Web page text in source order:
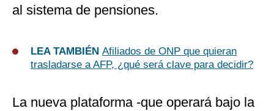
al sistema de pensiones.
LEA TAMBIÉN Afiliados de ONP que quieran
trasladarse a AFP, ¿qué será clave para decidir?
La nueva plataforma -que operará bajo la